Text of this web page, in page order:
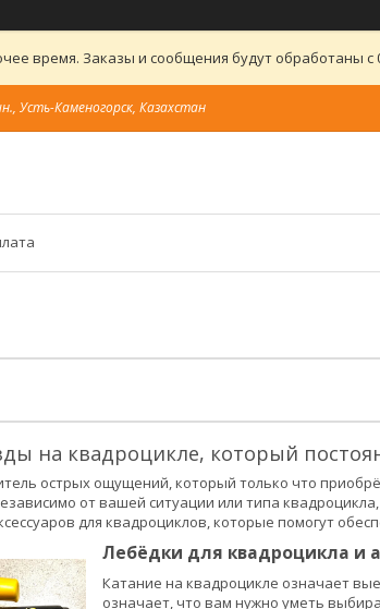
время. Заказы и сообщения будут обработаны с
Усть-Каменогорск, Казахстан
на квадроцикле, который
острых ощущений, который только что
от вашей ситуации или типа
для квадроциклов, которые помогут
Лебёдки для квадроцикла и
Катание на квадроцикле означает
означает, что вам нужно уметь